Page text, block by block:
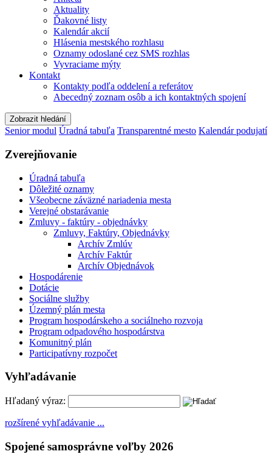
Aktuality
Ďakovné listy
Kalendár akcií
Hlásenia mestského rozhlasu
Oznamy odoslané cez SMS rozhlas
Vyvraciame mýty
Kontakt
Kontakty podľa oddelení a referátov
Abecedný zoznam osôb a ich kontaktných spojení
Zobrazit hledání
Senior modul Úradná tabuľa Transparentné mesto Kalendár podujatí
Zverejňovanie
Úradná tabuľa
Dôležité oznamy
Všeobecne záväzné nariadenia mesta
Verejné obstarávanie
Zmluvy - faktúry - objednávky
Zmluvy, Faktúry, Objednávky
Archív Zmlúv
Archív Faktúr
Archív Objednávok
Hospodárenie
Dotácie
Sociálne služby
Územný plán mesta
Program hospodárskeho a sociálneho rozvoja
Program odpadového hospodárstva
Komunitný plán
Participatívny rozpočet
Vyhľadávanie
Hľadaný výraz:
rozšírené vyhľadávanie ...
Spojené samosprávne voľby 2026